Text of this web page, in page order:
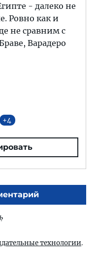
- далеко не
Ровно как и
не сравним с
Варадеро
4
технологии.